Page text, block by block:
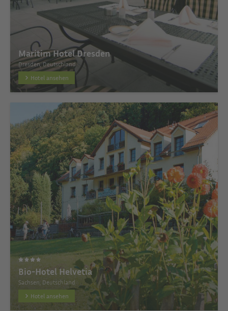
Maritim Hotel Dresden
Dresden, Deutschland
Hotel ansehen
Bio-Hotel Helvetia
Sachsen, Deutschland
Hotel ansehen